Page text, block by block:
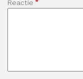
Reactie